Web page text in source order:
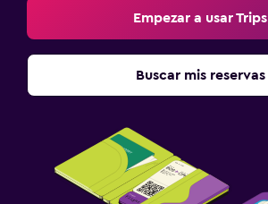
Empezar a usar Trips
Buscar mis reservas